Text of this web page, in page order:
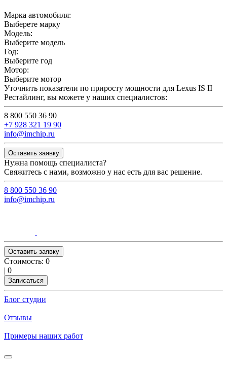
Марка автомобиля:
Выберете марку
Модель:
Выберите модель
Год:
Выберите год
Мотор:
Выберите мотор
Уточнить показатели по приросту мощности для Lexus IS II
Рестайлинг, вы можете у наших специалистов:
8 800 550 36 90
+7 928 321 19 90
info@imchip.ru
Оставить заявку
Нужна помощь специалиста?
Свяжитесь с нами, возможно у нас есть для вас решение.
8 800 550 36 90
info@imchip.ru
Оставить заявку
Стоимость: 0
| 0
Записаться
Блог студии
Отзывы
Примеры наших работ